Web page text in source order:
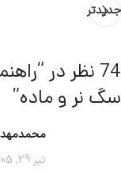
جدیدتر
74 نظر در “
سگ نر و ماده”
تیر 29, 1405 در 2:38 بعد از ظهر